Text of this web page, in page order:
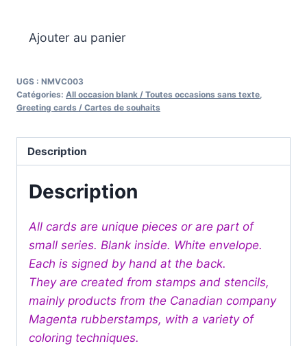
quantité
/
Carte
Ajouter au panier
UGS : NMVC003
Catégories: All occasion blank / Toutes occasions sans texte
Greeting cards / Cartes de souhaits
Description
Description
All cards are unique pieces or are part of
small series. Blank inside. White envelope.
Each is signed by hand at the back.
They are created from stamps and stencils,
mainly products from the Canadian company
Magenta rubberstamps, with a variety of
coloring techniques.